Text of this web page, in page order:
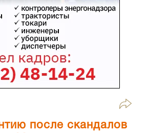
после скандалов